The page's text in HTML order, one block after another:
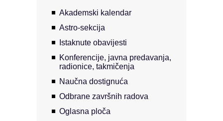
Akademski kalendar
Astro-sekcija
Istaknute obavijesti
Konferencije, javna predavanja,
radionice, takmičenja
Naučna dostignuća
Odbrane završnih radova
Oglasna ploča